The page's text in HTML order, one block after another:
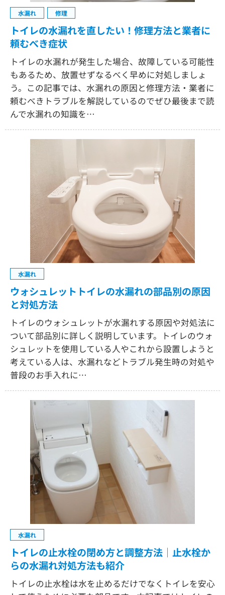
水漏れ 修理
トイレの水漏れを直したい！修理方法と業者に
頼むべき症状
トイレの水漏れが発生した場合、故障している可能性
もあるため、放置せずなるべく早めに対処しましょ
う。この記事では、水漏れの原因と修理方法・業者に
頼むべきトラブルを解説しているのでぜひ最後まで読
んで水漏れの知識を…
水漏れ
ウォシュレットトイレの水漏れの部品別の原因
と対処方法
トイレのウォシュレットが水漏れする原因や対処法に
ついて部品別に詳しく説明しています。トイレのウォ
シュレットを使用している人やこれから設置しようと
考えている人は、水漏れなどトラブル発生時の対処や
普段のお手入れに…
水漏れ
トイレの止水栓の閉め方と調整方法｜止水栓か
らの水漏れ対処方法も紹介
トイレの止水栓は水を止めるだけでなくトイレを安心